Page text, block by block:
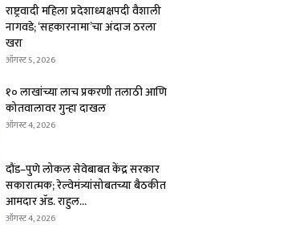
राष्ट्रवादी महिला प्रदेशाध्यक्षपदी वैशाली
नागवडे; ‘सहकारनामा’चा अंदाज ठरला
खरा
ऑगस्ट 5, 2026
१० लाखांच्या लाच प्रकरणी तलाठी आणि
कोतवालावर गुन्हा दाखल
ऑगस्ट 4, 2026
दौंड–पुणे लोकल सेवेबाबत केंद्र सरकार
सकारात्मक; रेल्वेमंत्र्यांसोबतच्या बैठकीत
आमदार ॲड. राहुल...
ऑगस्ट 4, 2026